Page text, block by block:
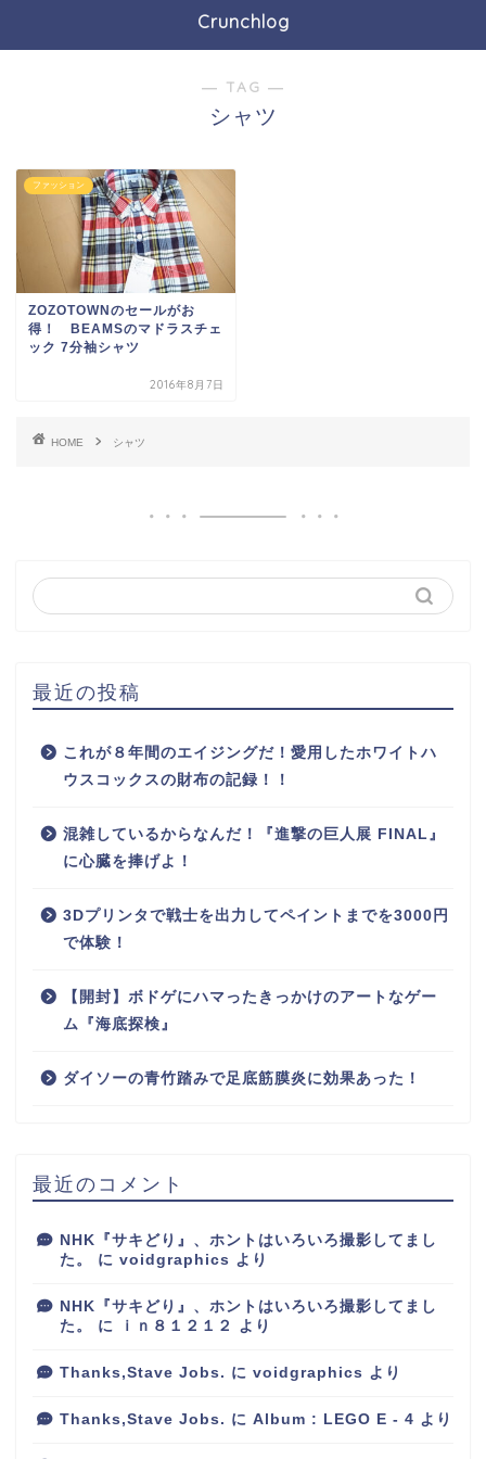
Crunchlog
― TAG ―
シャツ
ファッション
ZOZOTOWNのセールがお
得！ BEAMSのマドラスチェ
ック 7分袖シャツ
2016年8月7日
HOME シャツ
最近の投稿
これが８年間のエイジングだ！愛用したホワイトハ
ウスコックスの財布の記録！！
混雑しているからなんだ！『進撃の巨人展 FINAL』
に心臓を捧げよ！
3Dプリンタで戦士を出力してペイントまでを3000円
で体験！
【開封】ボドゲにハマったきっかけのアートなゲー
ム『海底探検』
ダイソーの青竹踏みで足底筋膜炎に効果あった！
最近のコメント
NHK『サキどり』、ホントはいろいろ撮影してまし
た。
に voidgraphics より
NHK『サキどり』、ホントはいろいろ撮影してまし
た。
に ｉｎ８１２１２ より
Thanks,Stave Jobs. に voidgraphics より
Thanks,Stave Jobs. に Album : LEGO E - 4 より